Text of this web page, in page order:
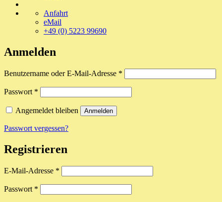
Anfahrt
eMail
+49 (0) 5223 99690
Anmelden
Benutzername oder E-Mail-Adresse *
Passwort *
Angemeldet bleiben Anmelden
Passwort vergessen?
Registrieren
E-Mail-Adresse *
Passwort *